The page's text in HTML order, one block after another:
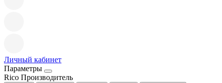
Личный кабинет
Параметры
Rico Производитель